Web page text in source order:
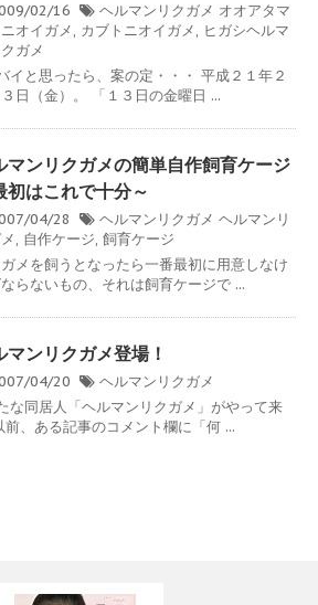
02/16 ヘルマンリクガメ オオアタマ
オイガメ, カブトニオイガメ, ヒガシヘルマ
ガメ
イと思ったら、案の定・・・ 平成２１年２
日（金）。 「１３日の金曜日 ...
マンリクガメの簡単自作飼育ケージ
初はこれで十分～
04/28 ヘルマンリクガメ ヘルマンリ
, 自作ケージ, 飼育ケージ
ガメを飼うとなったら一番最初に用意しなけ
らないもの、それは飼育ケージで ...
マンリクガメ登場！
04/20
ヘルマンリクガメ
な同居人「ヘルマンリクガメ」がやって来
前、ある記事のコメント欄に「何 ...